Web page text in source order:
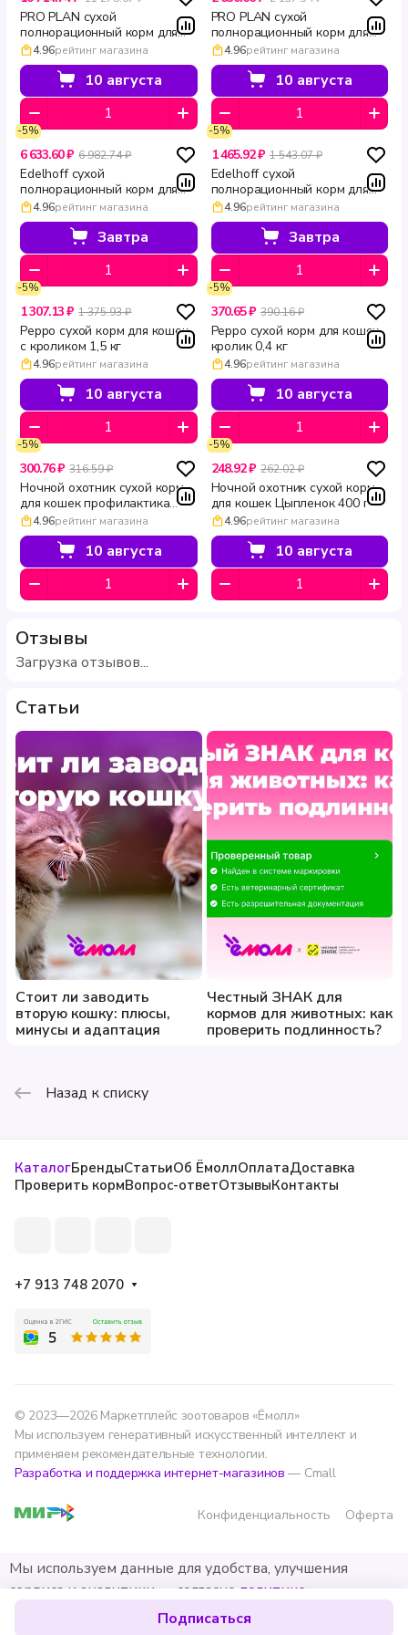
Подписаться
PRO PLAN сухой
полнорационный корм для
взрослых кошек с лососем
для здоровья кожи и красоты
шерсти DERMA CARE 10 кг
4.96рейтинг магазина
10 августа
PRO PLAN сухой
полнорационный корм для
взрослых кошек с лососем
для здоровья кожи и красоты
шерсти DERMA CARE 1.5 кг
4.96рейтинг магазина
10 августа
-5%
6 633.60 ₽ 6 982.74 ₽
Edelhoff сухой
полнорационный корм для
кошек и котов Ягненок 8 кг
4.96рейтинг магазина
Завтра
-5%
1 465.92 ₽ 1 543.07 ₽
Edelhoff сухой
полнорационный корм для
взрослых кошек Ягненок 1,5
кг
4.96рейтинг магазина
Завтра
-5%
1 307.13 ₽ 1 375.93 ₽
Peppo сухой корм для кошек
с кроликом 1,5 кг
4.96рейтинг магазина
10 августа
-5%
370.65 ₽ 390.16 ₽
Peppo сухой корм для кошек
кролик 0,4 кг
4.96рейтинг магазина
10 августа
-5%
300.76 ₽ 316.59 ₽
Ночной охотник сухой корм
для кошек профилактика
мочекаменной болезни 400 г
4.96рейтинг магазина
10 августа
-5%
248.92 ₽ 262.02 ₽
Ночной охотник сухой корм
для кошек Цыпленок 400 г
4.96рейтинг магазина
10 августа
Отзывы
Загрузка отзывов...
Статьи
Стоит ли заводить
вторую кошку: плюсы,
минусы и адаптация
Честный ЗНАК для
кормов для животных: как
проверить подлинность?
Назад к списку
КаталогБрендыСтатьиОб ЁмоллОплатаДоставка
Проверить кормВопрос-ответОтзывыКонтакты
+7 913 748 2070
© 2023—2026 Маркетплейс зоотоваров «Ёмолл»
Мы используем генеративный искусственный интеллект и
применяем рекомендательные технологии.
Разработка и поддержка интернет-магазинов — Cmall
Конфиденциальность Оферта
Мы используем данные для удобства, улучшения
сервиса и аналитики — согласно политике